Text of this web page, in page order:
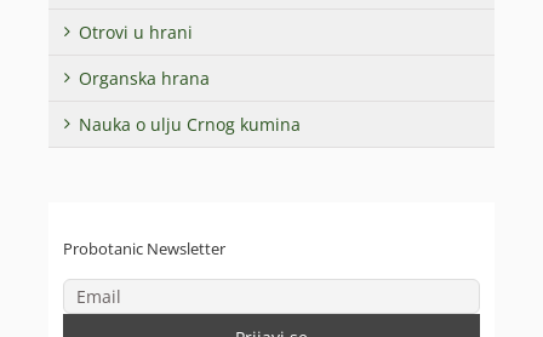
Otrovi u hrani
Organska hrana
Nauka o ulju Crnog kumina
Probotanic Newsletter